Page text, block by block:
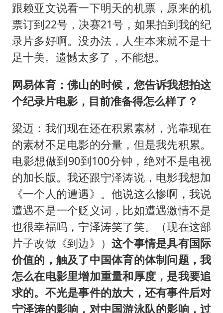
跟赖亚文说看一下明天的机票，原来的机
票订到22号，决赛21号，如果拍到我的纪
录片多好啊。没办法，人生本来就不是十
足十美。遗憾太多了，不能想。
网易体育：佛山的时候，您告诉我想拍这
个纪录片电影，目前准备得怎么样了？
梁迈：我们现在还在积累素材，光靠现在
的素材不足电影的分量，但是我先积累。
电影想做到90到100分钟，绝对不是电视
的加长版。我还跟宁泽涛说，电影我想加
《一个人的遭遇》。他说这么惨啊，我说
遭遇不是一个贬义词，比如遭遇激情不是
也很幸福吗，宁泽涛笑了笑。（现在这部
片子改做《到边》）这个事情是具有国际
价值的，触及了中国体育的体制问题，我
怎么在电影里增加重量和厚度，是我要追
求的。不光是事件的放大，还有事件后对
宁泽涛的影响，对中国游泳队的影响，过